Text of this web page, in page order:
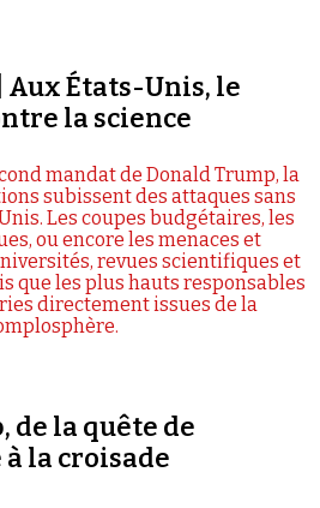
Aux États-Unis, le
la science
mandat de Donald Trump, la
subissent des attaques sans
Les coupes budgétaires, les
ou encore les menaces et
revues scientifiques et
que les plus hauts responsables
directement issues de la
de la quête de
la croisade